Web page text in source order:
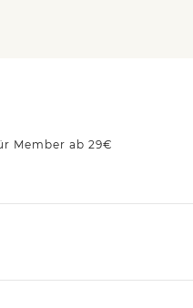
Member ab 29€